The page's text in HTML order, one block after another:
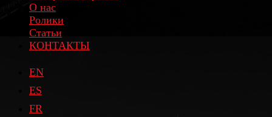
О нас
Ролики
Статьи
КОНТАКТЫ
EN
ES
FR